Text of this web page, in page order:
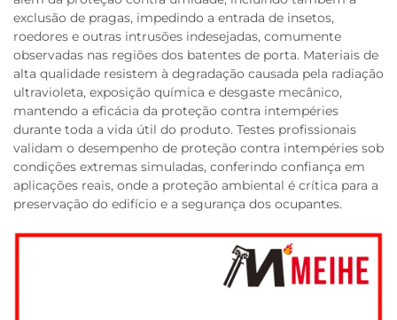
exclusão de pragas, impedindo a entrada de insetos,
roedores e outras intrusões indesejadas, comumente
observadas nas regiões dos batentes de porta. Materiais de
alta qualidade resistem à degradação causada pela radiação
ultravioleta, exposição química e desgaste mecânico,
mantendo a eficácia da proteção contra intempéries
durante toda a vida útil do produto. Testes profissionais
validam o desempenho de proteção contra intempéries sob
condições extremas simuladas, conferindo confiança em
aplicações reais, onde a proteção ambiental é crítica para a
preservação do edifício e a segurança dos ocupantes.